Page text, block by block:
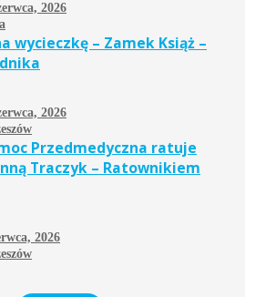
2026
wycieczkę – Zamek Książ –
2026
Przedmedyczna ratuje
Traczyk – Ratownikiem
2026